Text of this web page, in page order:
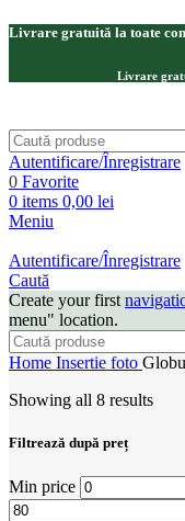
Livrare gratuită la toate
Livrare
Autentificare/Înregistrare
0 Favorite
0 items 0,00 lei
Meniu
Autentificare/Înregistrare
Caută
Create your first
menu" location.
Home Insertie foto
Showing all 8 results
Filtrează după preț
Min price